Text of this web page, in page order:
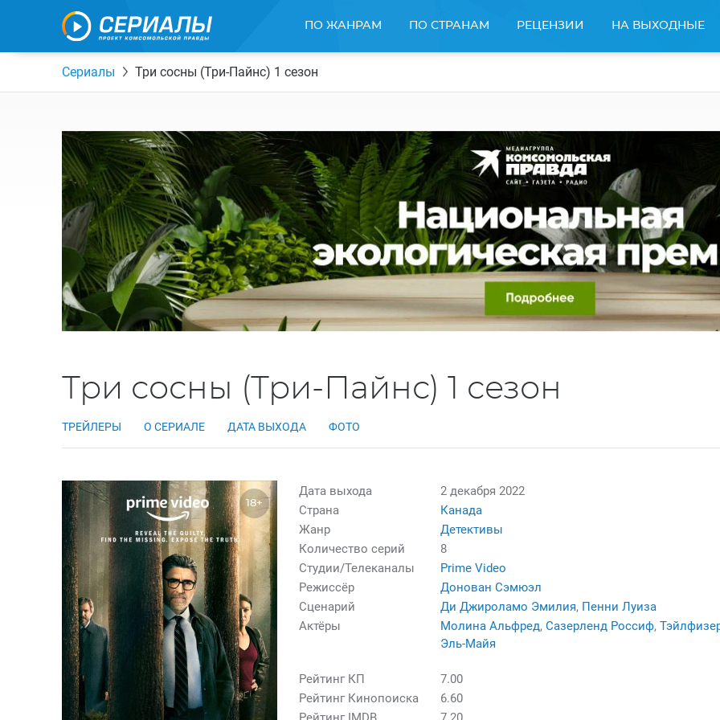
ПО ЖАНРАМ ПО СТРАНАМ РЕЦЕНЗИИ НА ВЫХОДНЫЕ
Сериалы Три сосны (Три-Пайнс) 1 сезон
Три сосны (Три-Пайнс) 1 сезон
ТРЕЙЛЕРЫ О СЕРИАЛЕ ДАТА ВЫХОДА ФОТО
18+
Дата выхода
2 декабря 2022
Страна
Канада
Жанр
Детективы
Количество серий
8
Студии/Телеканалы
Prime Video
Режиссёр
Донован Сэмюэл
Сценарий
Ди Джироламо Эмилия, Пенни Луиза
Актёры
Молина Альфред,Сазерленд Россиф,
Эль-Майя
Рейтинг КП
7.00
Рейтинг Кинопоиска
6.60